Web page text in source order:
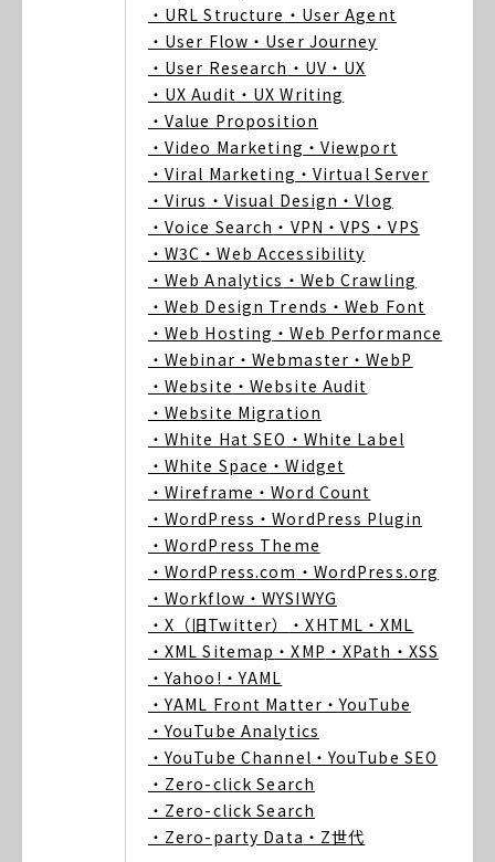
・URL Structure ・User Agent
・User Flow ・User Journey
・User Research ・UV ・UX
・UX Audit ・UX Writing
・Value Proposition
・Video Marketing ・Viewport
・Viral Marketing ・Virtual Server
・Virus ・Visual Design ・Vlog
・Voice Search ・VPN ・VPS ・VPS
・W3C ・Web Accessibility
・Web Analytics ・Web Crawling
・Web Design Trends ・Web Font
・Web Hosting ・Web Performance
・Webinar ・Webmaster ・WebP
・Website ・Website Audit
・Website Migration
・White Hat SEO ・White Label
・White Space ・Widget
・Wireframe ・Word Count
・WordPress ・WordPress Plugin
・WordPress Theme
・WordPress.com ・WordPress.org
・Workflow ・WYSIWYG
・X（旧Twitter）
・XHTML ・XML
・XML Sitemap ・XMP ・XPath ・XSS
・Yahoo! ・YAML
・YAML Front Matter ・YouTube
・YouTube Analytics
・YouTube Channel ・YouTube SEO
・Zero-click Search
・Zero-click Search
・Zero-party Data ・Z世代